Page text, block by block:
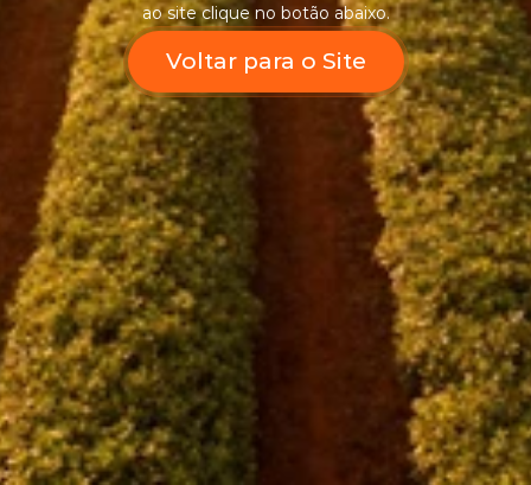
ao site clique no botão abaixo.
Voltar para o Site